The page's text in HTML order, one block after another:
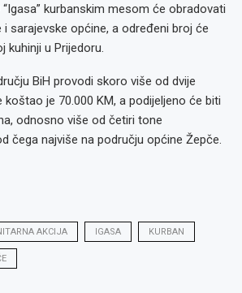
“Igasa” kurbanskim mesom će obradovati
sarajevske općine, a određeni broj će
kuhinji u Prijedoru.
BiH provodi skoro više od dvije
koštao je 70.000 KM, a podijeljeno će biti
odnosno više od četiri tone
čega najviše na području općine Žepče.
AKCIJA IGASA KURBAN